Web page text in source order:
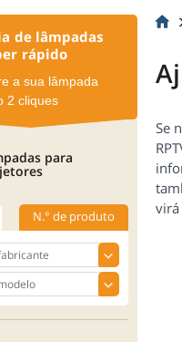
Se
virá
de lâmpadas
rápido
a sua lâmpada
2 cliques
para
N.° de produto